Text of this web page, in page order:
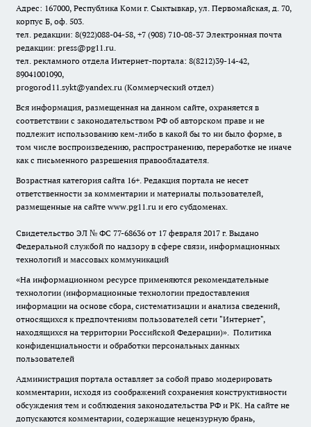
Адрес: 167000, Республика Коми г. Сыктывкар, ул. Первомайская, д. 70,
корпус Б, оф. 503.
тел. редакции: 8(922)088-04-58, +7 (908) 710-08-37 Электронная почта
редакции: press@pg11.ru.
тел. рекламного отдела Интернет-портала: 8(8212)39-14-42,
89041001090,
progorod11.sykt@yandex.ru (Коммерческий отдел)
Вся информация, размещенная на данном сайте, охраняется в
соответствии с законодательством РФ об авторском праве и не
подлежит использованию кем-либо в какой бы то ни было форме, в
том числе воспроизведению, распространению, переработке не иначе
как с письменного разрешения правообладателя.
Возрастная категория сайта 16+. Редакция портала не несет
ответственности за комментарии и материалы пользователей,
размещенные на сайте www.pg11.ru и его субдоменах.
Свидетельство ЭЛ № ФС 77-68636 от 17 февраля 2017 г. Выдано
Федеральной службой по надзору в сфере связи, информационных
технологий и массовых коммуникаций
«На информационном ресурсе применяются рекомендательные
технологии (информационные технологии предоставления
информации на основе сбора, систематизации и анализа сведений,
относящихся к предпочтениям пользователей сети "Интернет",
находящихся на территории Российской Федерации)». Политика
конфиденциальности и обработки персональных данных
пользователей
Администрация портала оставляет за собой право модерировать
комментарии, исходя из соображений сохранения конструктивности
обсуждения тем и соблюдения законодательства РФ и РК. На сайте не
допускаются комментарии, содержащие нецензурную брань,